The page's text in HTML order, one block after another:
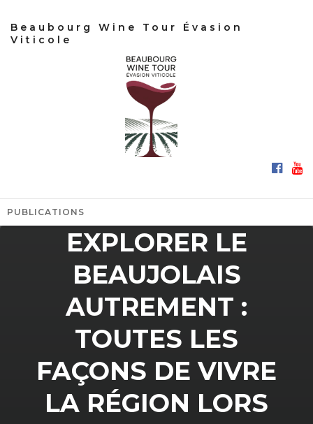
Beaubourg Wine Tour Évasion
Viticole
PUBLICATIONS
EXPLORER LE
BEAUJOLAIS
AUTREMENT :
TOUTES LES
FAÇONS DE VIVRE
LA RÉGION LORS